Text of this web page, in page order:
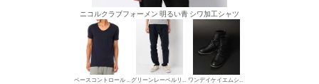
ニコルクラブフォーメン 明るい青 シワ加工シャツ
ベースコントロール UネックTシャツ グリーンレーベルリラクシング チノパン・綿パン ワンデイケイエムシー エンジニア・ペコスブーツ